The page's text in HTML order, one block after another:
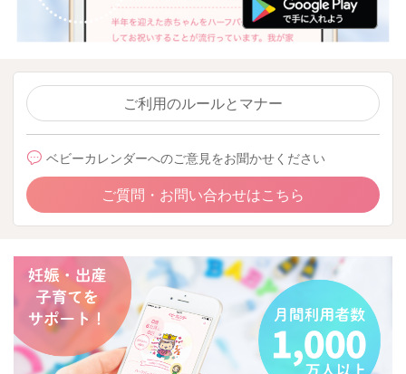
ご利用のルールとマナー
ベビーカレンダーへのご意見をお聞かせください
ご質問・お問い合わせはこちら